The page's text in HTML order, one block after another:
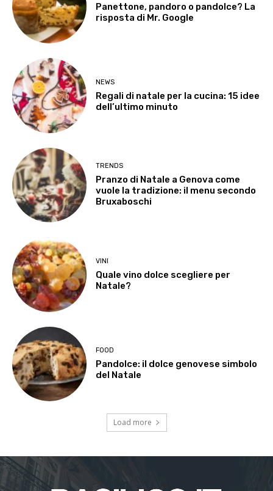
Panettone, pandoro o pandolce? La
risposta di Mr. Google
NEWS
Regali di natale per la cucina: 15 idee
dell’ultimo minuto
TRENDS
Pranzo di Natale a Genova come
vuole la tradizione: il menu secondo
Bruxaboschi
VINI
Quale vino dolce scegliere per
Natale?
FOOD
Pandolce: il dolce genovese simbolo
del Natale
Load more